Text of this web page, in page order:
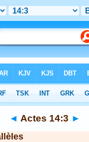
◄ Actes 14:3 ►